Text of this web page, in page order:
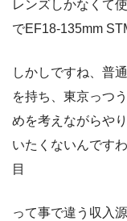
レンズしかなくて
でEF18-135mm
しかしですね、普
を持ち、東京っつ
めを考えながらや
いたくないんです
目
って事で違う収入